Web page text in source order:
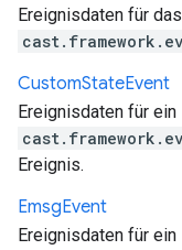
Ereignisdaten für
CustomStateEvent
Ereignisdaten für ein
Ereignis.
EmsgEvent
Ereignisdaten für ein